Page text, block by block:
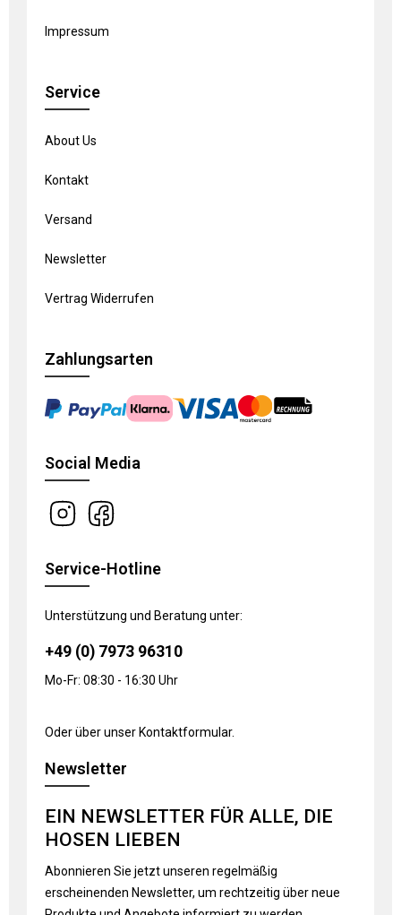
Impressum
Service
About Us
Kontakt
Versand
Newsletter
Vertrag Widerrufen
Zahlungsarten
Social Media
Service-Hotline
Unterstützung und Beratung unter:
+49 (0) 7973 96310
Mo-Fr: 08:30 - 16:30 Uhr
Oder über unser Kontaktformular.
Newsletter
EIN NEWSLETTER FÜR ALLE, DIE
HOSEN LIEBEN
Abonnieren Sie jetzt unseren regelmäßig
erscheinenden Newsletter, um rechtzeitig über neue